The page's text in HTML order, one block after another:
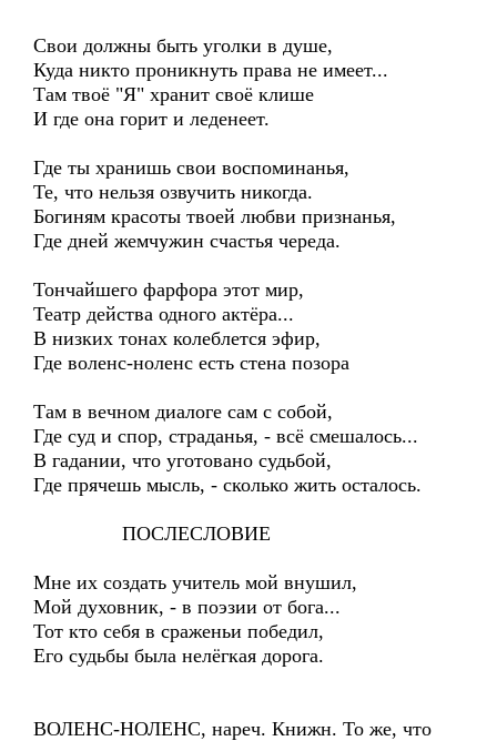
Свои должны быть уголки в душе,
Куда никто проникнуть права не имеет...
Там твоё "Я" хранит своё клише
И где она горит и леденеет.
Где ты хранишь свои воспоминанья,
Те, что нельзя озвучить никогда.
Богиням красоты твоей любви признанья,
Где дней жемчужин счастья череда.
Тончайшего фарфора этот мир,
Театр действа одного актёра...
В низких тонах колеблется эфир,
Где воленс-ноленс есть стена позора
Там в вечном диалоге сам с собой,
Где суд и спор, страданья, - всё смешалось...
В гадании, что уготовано судьбой,
Где прячешь мысль, - сколько жить осталось.
ПОСЛЕСЛОВИЕ
Мне их создать учитель мой внушил,
Мой духовник, - в поэзии от бога...
Тот кто себя в сраженьи победил,
Его судьбы была нелёгкая дорога.
ВОЛЕНС-НОЛЕНС, нареч. Книжн. То же, что